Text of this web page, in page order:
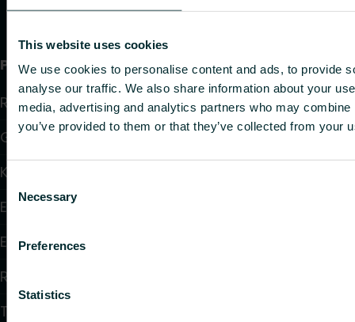
This website uses cookies
We use cookies to personalise content and ads, to provide
analyse our traffic. We also share information about your
media, advertising and analytics partners who may
you’ve provided to them or that they’ve collected from your
Consent
Selection
Necessary
Preferences
Statistics
Produkter
Radiatorer
Golvvärme och golvkylning
Konvektorer och fläktkonvektorer
Elektrisk uppvärmning
Elektronisk styrning
Reglering
Tappvattensystem